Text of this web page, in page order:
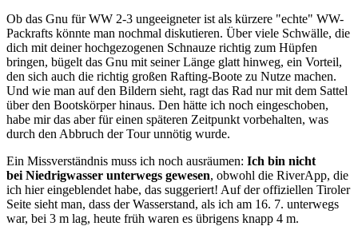
Ob das Gnu für WW 2-3 ungeeigneter ist als kürzere "echte" WW-
Packrafts könnte man nochmal diskutieren. Über viele Schwälle, die
dich mit deiner hochgezogenen Schnauze richtig zum Hüpfen
bringen, bügelt das Gnu mit seiner Länge glatt hinweg, ein Vorteil,
den sich auch die richtig großen Rafting-Boote zu Nutze machen.
Und wie man auf den Bildern sieht, ragt das Rad nur mit dem Sattel
über den Bootskörper hinaus. Den hätte ich noch eingeschoben,
habe mir das aber für einen späteren Zeitpunkt vorbehalten, was
durch den Abbruch der Tour unnötig wurde.
Ein Missverständnis muss ich noch ausräumen: Ich bin nicht
bei Niedrigwasser unterwegs gewesen, obwohl die RiverApp, die
ich hiereingeblendet habe, das suggeriert! Auf der offiziellen Tiroler
Seite sieht man, dass der Wasserstand, als ich am 16. 7. unterwegs
war, bei 3 m lag, heute früh waren es übrigens knapp 4 m.